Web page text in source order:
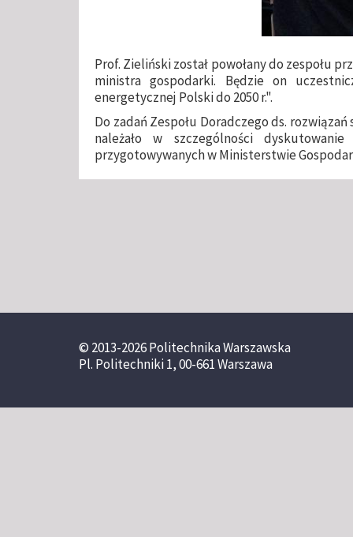
Prof. Zieliński został powołany do zespołu
ministra gospodarki. Będzie on
energetycznej Polski do 2050 r.".
Do zadań Zespołu Doradczego ds.
należało w szczególności
przygotowywanych w Ministerstwie
© 2013-2026 Politechnika Warszawska
Pl. Politechniki 1, 00-661 Warszawa